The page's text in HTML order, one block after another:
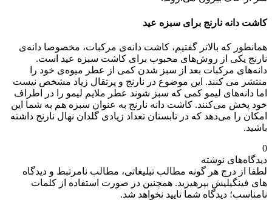
کاشت دانه نارنج برای سبزه عید
همانطور که بالاتر گفتیم، کاشت دانه‌ی مرکبات، مخصوصا دانه‌ی
نارنج یکی از روش‌های محبوب برای کاشت سبزه عید است.
دانه‌‌های مرکبات بعد از سبز شدن کمی از عطر میوه‌ی خود را
منتشر می‌ کنند. این موضوع در نارنج و پرتقال زیاد مشخص نیست
اما دانه‌های لیمو کمی که سبز شوند عطر ملایم لیمو را در اطراف
خود پخش می‌کنند. کاشت دانه نارنج به عنوان سبزه هم به شما این
امکان را می‌دهد که در تابستان تعداد زیادی گلدان نهال نارنج داشته
باشید.
0
دیدگاه‌های نوشته
لطفا از درج هر گونه مطالب تبلیغاتی، مطالب نامرتبط و دیدگاه
های فینگیلیش بپرهیزید. همچنین در صورت استفاده از کلمات
نامناسب؛ دیدگاه شما تایید نخواهد شد.